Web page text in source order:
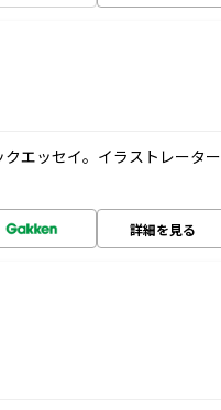
エッセイ。イラストレーター
詳細を見る